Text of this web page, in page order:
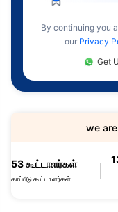
By continuing you
our Privacy
Get
53 கூட்டாளர்கள்
காப்பீடு கூட்டாளர்கள்
we